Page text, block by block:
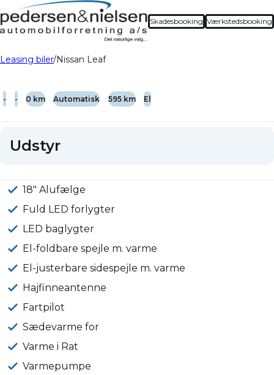
Skadesbooking Værkstedsbooking
Leasing biler Nissan Leaf
- - 0 km Automatisk 595 km El
Udstyr
18" Alufælge
Fuld LED forlygter
LED baglygter
El-foldbare spejle m. varme
El-justerbare sidespejle m. varme
Hajfinneantenne
Fartpilot
Sædevarme for
Varme i Rat
Varmepumpe